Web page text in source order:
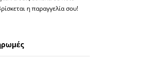
η παραγγελία σου!